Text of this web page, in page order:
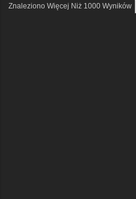
Znaleziono Więcej Niż 1000 Wyników